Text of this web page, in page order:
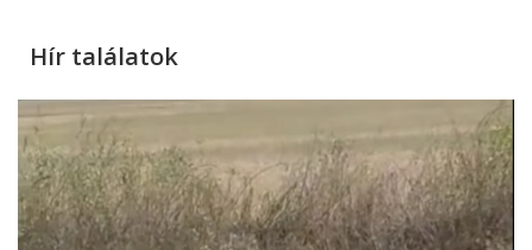
Hír találatok